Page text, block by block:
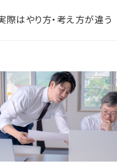
はやり方・考え方が違う